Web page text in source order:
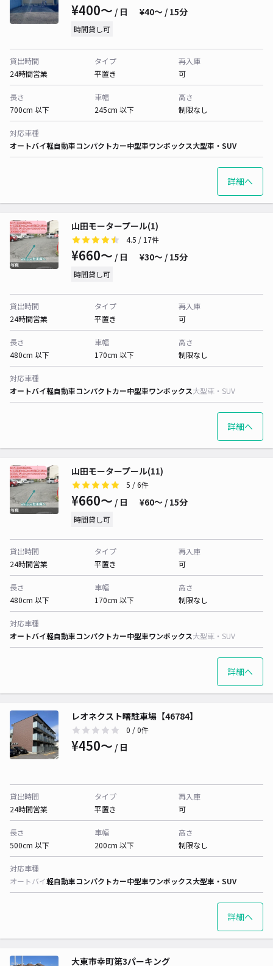
¥400〜 / 日 ¥40〜 / 15分
時間貸し可
貸出時間
24時間営業
タイプ
平置き
再入庫
可
長さ
700cm 以下
車幅
245cm 以下
高さ
制限なし
対応車種
オートバイ軽自動車コンパクトカー中型車ワンボックス大型車・SUV
詳細へ
山田モータープール(1)
4.5 / 17件
¥660〜 / 日 ¥30〜 / 15分
時間貸し可
貸出時間
24時間営業
タイプ
平置き
再入庫
可
長さ
480cm 以下
車幅
170cm 以下
高さ
制限なし
対応車種
オートバイ軽自動車コンパクトカー中型車ワンボックス大型車・SUV
詳細へ
山田モータープール(11)
5 / 6件
¥660〜 / 日 ¥60〜 / 15分
時間貸し可
貸出時間
24時間営業
タイプ
平置き
再入庫
可
長さ
480cm 以下
車幅
170cm 以下
高さ
制限なし
対応車種
オートバイ軽自動車コンパクトカー中型車ワンボックス大型車・SUV
詳細へ
レオネクスト曙駐車場【46784】
0 / 0件
¥450〜 / 日
貸出時間
24時間営業
タイプ
平置き
再入庫
可
長さ
500cm 以下
車幅
200cm 以下
高さ
制限なし
対応車種
オートバイ軽自動車コンパクトカー中型車ワンボックス大型車・SUV
詳細へ
大東市幸町第3パーキング